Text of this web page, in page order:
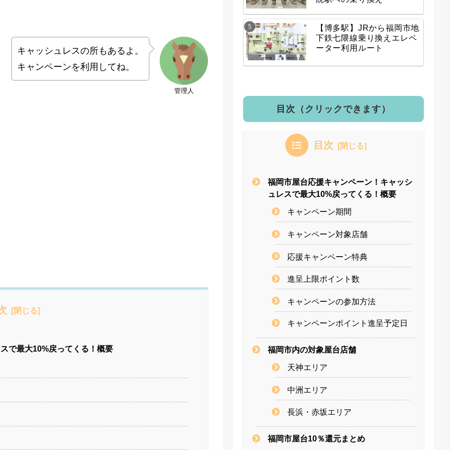
管理人
キャッシュレスの所もあるよ。
キャンペーンを利用してね。
で最大10%戻ってくる！概要
【博多駅】JRから福岡市地
下鉄七隈線乗り換えエレベ
ーター利用ルート
目次（クリックできます）
目次
福岡市屋台応援キャンペーン！キャッシ
ュレスで最大10%戻ってくる！概要
キャンペーン期間
キャンペーン対象店舗
応援キャンペーン特典
進呈上限ポイント数
キャンペーンの参加方法
キャンペーンポイント進呈予定日
福岡市内の対象屋台店舗
天神エリア
中洲エリア
長浜・赤坂エリア
福岡市屋台10％還元まとめ